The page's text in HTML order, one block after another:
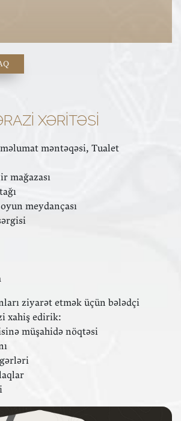
XƏRITƏSI
məlumat məntəqəsi, Tualet
mağazası
meydançası
ziyarət etmək üçün bələdçi
xahiş edirik:
müşahidə nöqtəsi